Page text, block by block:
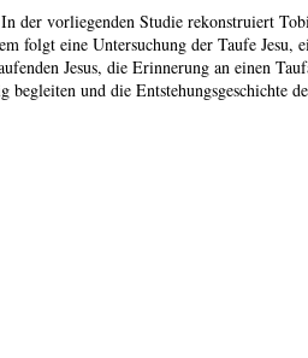
der vorliegenden Studie rekonstruiert
folgt eine Untersuchung der Taufe
Jesus, die Erinnerung an einen
begleiten und die